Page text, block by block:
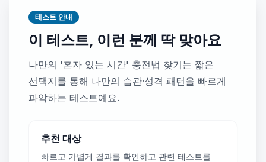
테스트 안내
이 테스트, 이런 분께 딱 맞아요
나만의 '혼자 있는 시간' 충전법 찾기는 짧은
선택지를 통해 나만의 습관·성격 패턴을 빠르게
파악하는 테스트예요.
추천 대상
빠르고 가볍게 결과를 확인하고 관련 테스트를